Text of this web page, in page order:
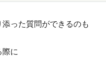
った質問ができるのも
に